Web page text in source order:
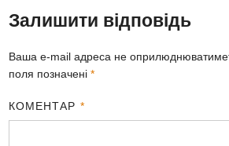
Залишити відповідь
Ваша e-mail адреса не
поля позначені*
КОМЕНТАР *